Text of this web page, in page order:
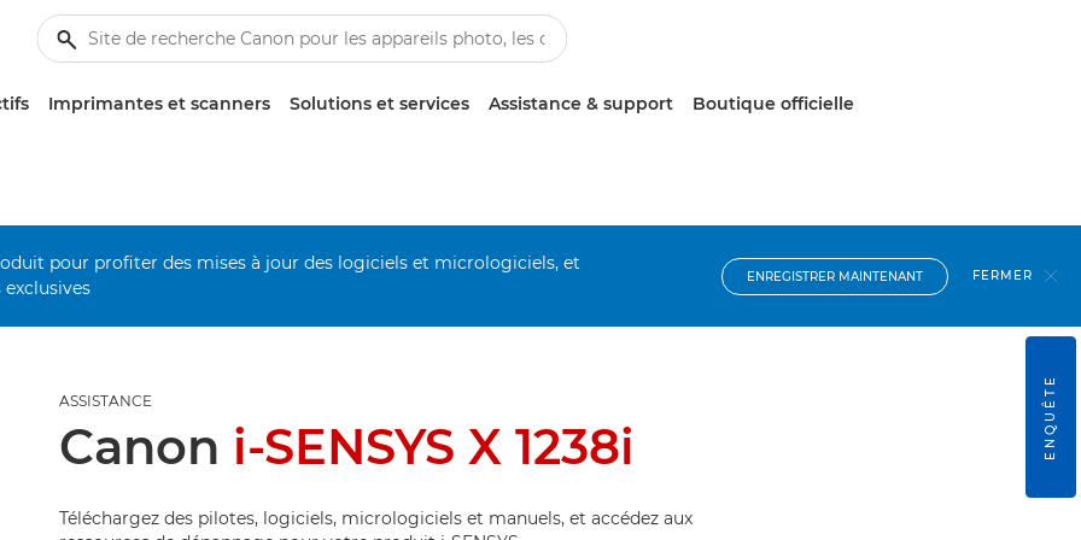
Imprimantes et scanners Solutions et services Assistance & support Boutique officielle
pour profiter des mises à jour des logiciels et micrologiciels, et
ENREGISTRER MAINTENANT FERMER
ASSISTANCE
Canon i-SENSYS X 1238i
Téléchargez des pilotes, logiciels, micrologiciels et manuels, et accédez aux
ENQUÊTE